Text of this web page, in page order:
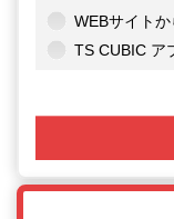
WEBサイト
TS CUBIC ア